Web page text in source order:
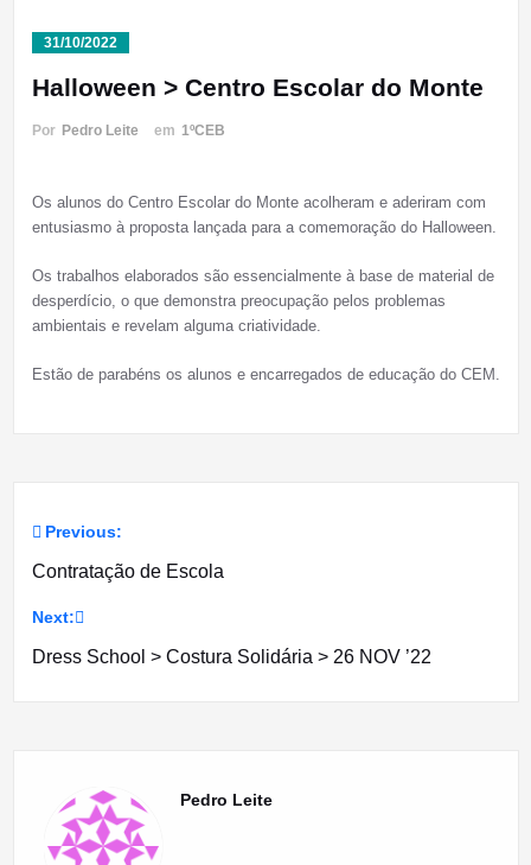
31/10/2022
Halloween > Centro Escolar do Monte
Por Pedro Leite em 1ºCEB
Os alunos do Centro Escolar do Monte acolheram e aderiram com
entusiasmo à proposta lançada para a comemoração do Halloween.
Os trabalhos elaborados são essencialmente à base de material de
desperdício, o que demonstra preocupação pelos problemas
ambientais e revelam alguma criatividade.
Estão de parabéns os alunos e encarregados de educação do CEM.
Navegação
artigos
Previous:
Contratação de Escola
Next:
Dress School > Costura Solidária > 26 NOV ’22
Pedro Leite